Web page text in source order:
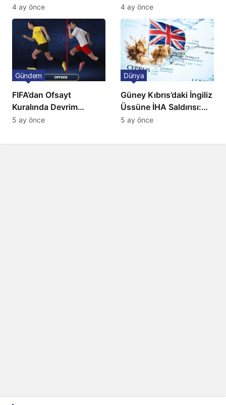
Ulaşımda Yeni
Düzenleme
4 ay önce
ve BBC Player yayında
4 ay önce
FIFA’dan Ofsayt
Kuralında Devrim
Niteliğinde Onay
Gündem
5 ay önce
Güney Kıbrıs’daki İngiliz
Üssüne İHA Saldırısı:
Patlama, Sirenler ve
Dünya
5 ay önce